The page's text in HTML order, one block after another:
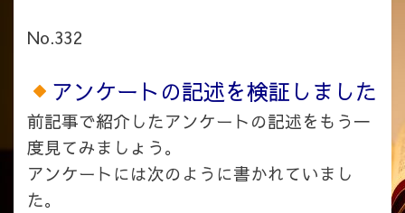
No.332
アンケートの記述を検証しました
前記事で紹介したアンケートの記述をもう一
度見てみましょう。
アンケートには次のように書かれていまし
た。